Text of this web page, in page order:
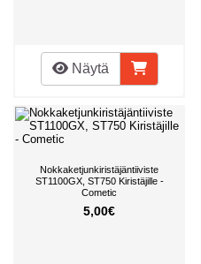
Näytä
Nokkaketjunkiristäjäntiiviste
ST1100GX, ST750 Kiristäjille -
Cometic
5,00€